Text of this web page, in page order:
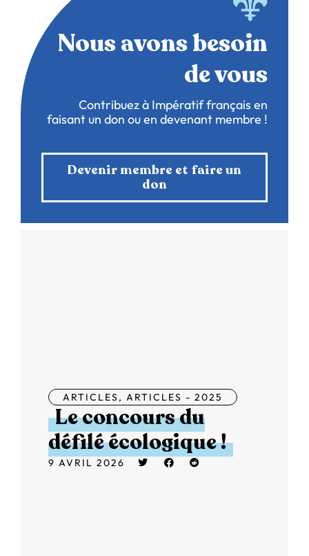
Nous avons besoin
de vous
Contribuez à Impératif français en
faisant un don ou en devenant membre !
Devenir membre et faire un
don
ARTICLES, ARTICLES - 2025
Le concours du
défilé écologique !
9 AVRIL 2026